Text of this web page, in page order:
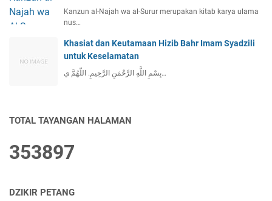
Kanzun al-Najah wa al-Surur merupakan kitab karya ulama
nus…
Khasiat dan Keutamaan Hizib Bahr Imam Syadzili
untuk Keselamatan
بِسْمِ اللَّهِ الرَّحْمَنِ الرَّحِيمِ. اللّهُمَّ ي…
TOTAL TAYANGAN HALAMAN
353897
DZIKIR PETANG